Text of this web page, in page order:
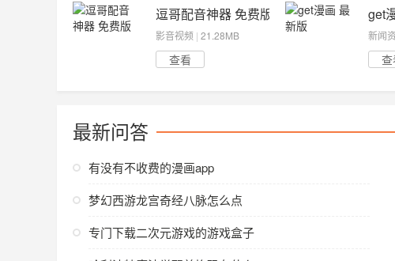
逗哥配音神器 免费版
影音视频 | 21.28MB
查看
get
新闻
查
最新问答
有没有不收费的漫画app
梦幻西游龙宫奇经八脉怎么点
专门下载二次元游戏的游戏盒子